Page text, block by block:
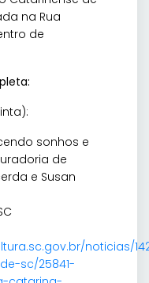
na Rua
de
sonhos e
de
e Susan
noticias/
sc/25841-